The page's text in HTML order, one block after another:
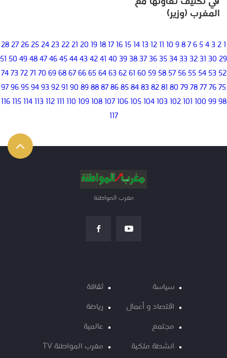
المغرب (وزير)
1
2
3
4
5
6
7
8
9
10
11
12
13
14
15
16
17
18
19
20
21
22
23
24
25
26
27
28
29
30
31
32
33
34
35
36
37
38
39
40
41
42
43
44
45
46
47
48
49
50
51
52
53
54
55
56
57
58
59
60
61
62
63
64
65
66
67
68
69
70
71
72
73
74
75
76
77
78
79
80
81
82
83
84
85
86
87
88
89
90
91
92
93
94
95
96
97
98
99
100
101
102
103
104
105
106
107
108
109
110
111
112
113
114
115
116
117
مغرب المواطنة
سياسة
اقتصاد و أعمال
مجتمع
انشطة ملكية
ثقافة
رياضة
عالمية
مغرب المواطنة TV